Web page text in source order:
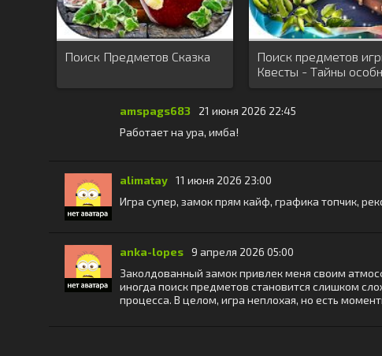
Поиск Предметов Сказка
Поиск предметов
Квесты - Тайны
amspags683
21 июня 2026 22:45
Работает на ура, имба!
alimatay 11 июня 2026 23:00
Игра супер, замок прям кайф, графика топчик,
anka-lopes 9 апреля 2026 05:00
Заколдованный замок привлек меня своим
иногда поиск предметов становится слишком
процесса. В целом, игра неплохая, но есть